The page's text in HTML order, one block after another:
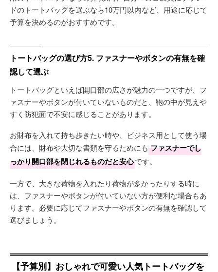
ドのトートバッグを選ぶなら10万円以内など、用途に応じて
予算を決めるのがおすすめです。
トートバッグの選び方5. ファスナーやボタンの有無を確
認して選ぶ
トートバッグといえば開口部の広さが魅力の一つですが、フ
ァスナーやボタンが付いていないものだと、鞄の中が見えや
すく防犯面で不安に感じることがあります。
お財布を入れて持ち歩きたい時や、ビジネス用として使う場
合には、財布や大切な書類を守るためにも ファスナーでし
っかり開口部を閉じれるものだと安心です。
一方で、大きな荷物を入れたり荷物が多かったりする時に
は、ファスナーやボタンが付いていない方が便利な場合もあ
ります。必要に応じてファスナーやボタンの有無を確認して
選びましょう。
【予算別】おしゃれで可愛い人気トートバッグを